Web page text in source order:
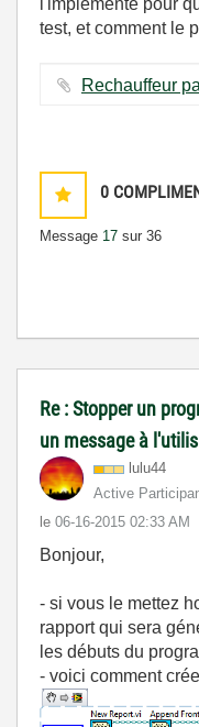
l'implémenté pour
test, et comment le
0
Message 17 sur 36
Re : Stopper un
un message à
lulu44
Active
le ‎06-16-2015 02:33 AM
Bonjour,
- si vous le mettez
rapport qui sera
les débuts du
- voici comment